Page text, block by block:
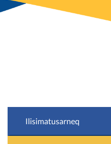
Ilisimatusarneq